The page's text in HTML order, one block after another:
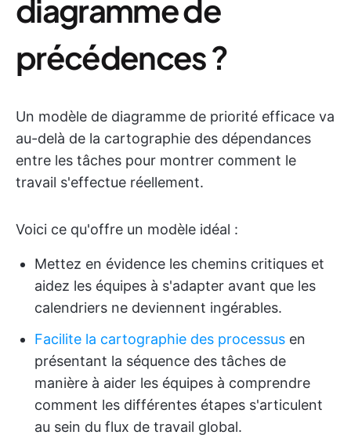
diagramme de
précédences ?
Un modèle de diagramme de priorité efficace va
au-delà de la cartographie des dépendances
entre les tâches pour montrer comment le
travail s'effectue réellement.
Voici ce qu'offre un modèle idéal :
Mettez en évidence les chemins critiques et
aidez les équipes à s'adapter avant que les
calendriers ne deviennent ingérables.
Facilite la cartographie des processus en
présentant la séquence des tâches de
manière à aider les équipes à comprendre
comment les différentes étapes s'articulent
au sein du flux de travail global.